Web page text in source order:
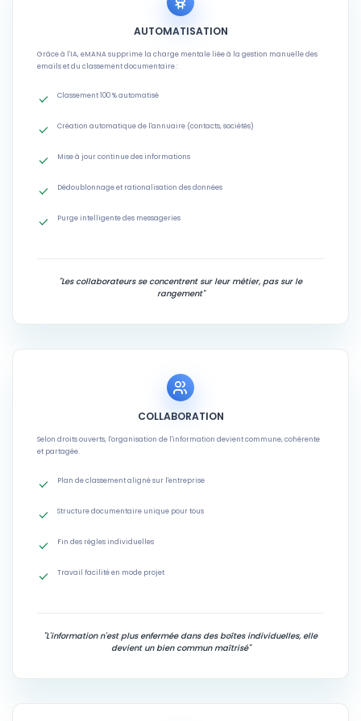
AUTOMATISATION
Grâce à l'IA, eMANA supprime la charge mentale liée à la gestion manuelle des
emails et du classement documentaire :
Classement 100 % automatisé
Création automatique de l'annuaire (contacts, sociétés)
Mise à jour continue des informations
Dédoublonnage et rationalisation des données
Purge intelligente des messageries
"Les collaborateurs se concentrent sur leur métier, pas sur le
rangement"
COLLABORATION
Selon droits ouverts, l'organisation de l'information devient commune, cohérente
et partagée.
Plan de classement aligné sur l'entreprise
Structure documentaire unique pour tous
Fin des règles individuelles
Travail facilité en mode projet
"L'information n'est plus enfermée dans des boîtes individuelles, elle
devient un bien commun maîtrisé"